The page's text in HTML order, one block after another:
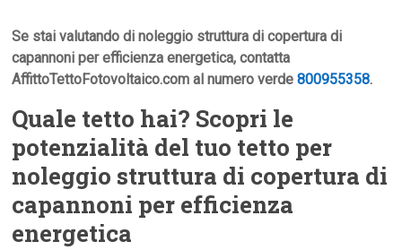
Se stai valutando di noleggio struttura di copertura di
capannoni per efficienza energetica, contatta
AffittoTettoFotovoltaico.com al numero verde800955358.
Quale tetto hai? Scopri le
potenzialità del tuo tetto per
noleggio struttura di copertura di
capannoni per efficienza
energetica